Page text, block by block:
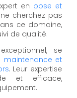
en pose et
cherchez pas
ce domaine,
de qualité.
se
maintenance et
. Leur expertise
et efficace,